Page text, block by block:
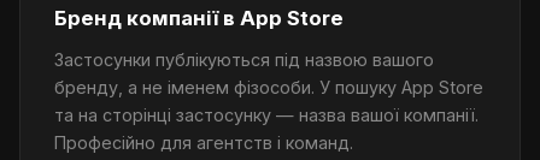
Бренд компанії в App Store
Застосунки публікуються під назвою вашого
бренду, а не іменем фізособи. У пошуку App Store
та на сторінці застосунку — назва вашої компанії.
Професійно для агентств і команд.